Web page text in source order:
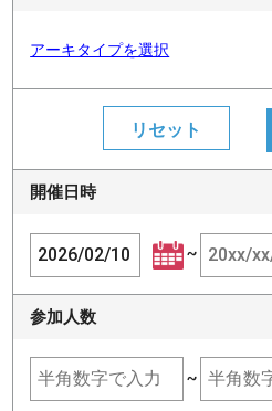
アーキタイプを選択
開催日時
~
参加人数
~